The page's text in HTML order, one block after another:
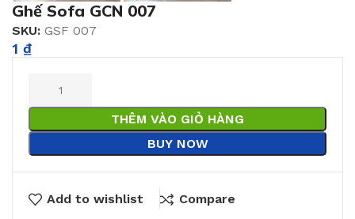
Ghế Sofa GCN 007
SKU: GSF 007
1 ₫
THÊM VÀO GIỎ HÀNG
BUY NOW
Add to wishlist Compare